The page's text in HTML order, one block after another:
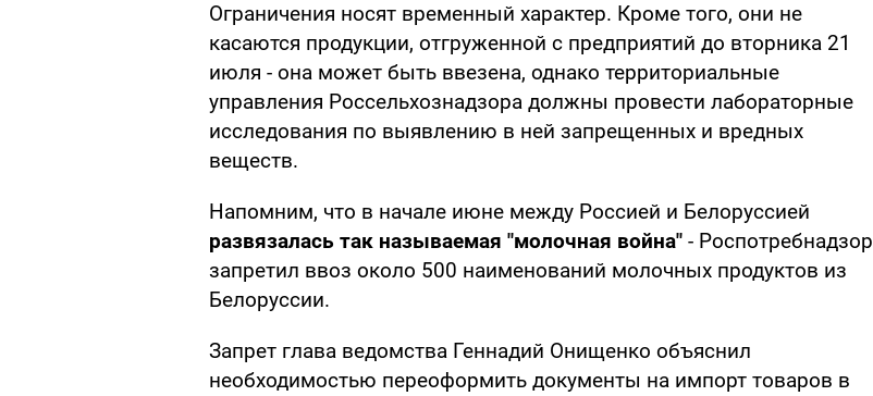
Ограничения носят временный характер. Кроме того, они не
касаются продукции, отгруженной с предприятий до вторника 21
июля - она может быть ввезена, однако территориальные
управления Россельхознадзора должны провести лабораторные
исследования по выявлению в ней запрещенных и вредных
веществ.
Напомним, что в начале июне между Россией и Белоруссией
развязалась так называемая "молочная война" - Роспотребнадзор
запретил ввоз около 500 наименований молочных продуктов из
Белоруссии.
Запрет глава ведомства Геннадий Онищенко объяснил
необходимостью переоформить документы на импорт товаров в